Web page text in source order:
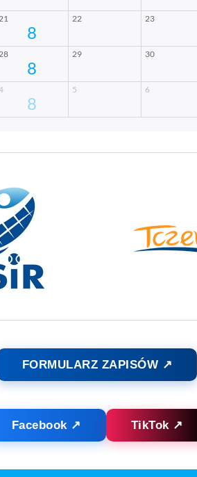
FORMULARZ ZAPISÓW ↗
Facebook ↗ TikTok ↗